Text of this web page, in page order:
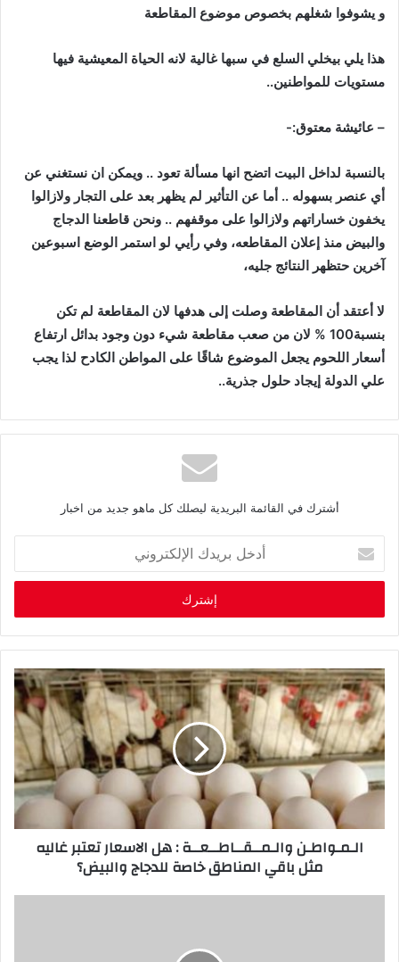
و يشوفوا شغلهم بخصوص موضوع المقاطعة
هذا يلي بيخلي السلع في سبها غالية لانه الحياة المعيشية فيها
مستويات للمواطنين..
– عائيشة معتوق:-
بالنسبة لداخل البيت اتضح انها مسألة تعود .. ويمكن ان نستغني عن
أي عنصر بسهوله .. أما عن التأثير لم يظهر بعد على التجار ولازالوا
يخفون خساراتهم ولازالوا على موقفهم .. ونحن قاطعنا الدجاج
والبيض منذ إعلان المقاطعه، وفي رأيي لو استمر الوضع اسبوعين
آخرين حتظهر النتائج جليه،
لا أعتقد أن المقاطعة وصلت إلى هدفها لان المقاطعة لم تكن
بنسبة100
% لان من صعب مقاطعة شيء دون وجود بدائل ارتفاع
أسعار
اللحوم يجعل الموضوع شاقًا على المواطن الكادح لذا يجب
علي الدولة إيجاد حلول جذرية..
أشترك في القائمة البريدية ليصلك كل ماهو جديد من اخبار
خ
ب
ر
د
ك
ا
ل
إ
ل
ك
ر
الـمـواطـن والـمــقــاطــعــة : هل الاسعار تعتبر غاليه
مثل باقي المناطق خاصة للدجاج والبيض؟